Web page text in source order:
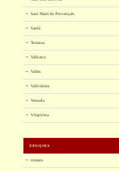
Sant Martí de Provençals
Sarrià
Torrassa
Vallcarca
Vallès
Vallvidrera
Verneda
Vilapicina
ÈPOQUES
romans